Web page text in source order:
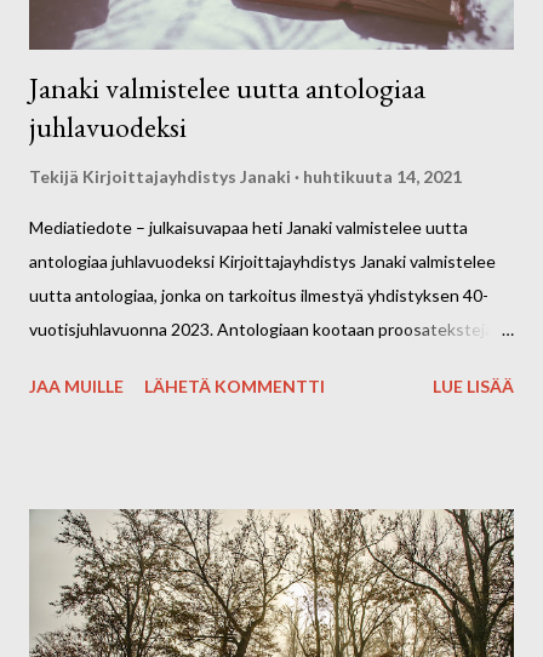
Janaki valmistelee uutta antologiaa
juhlavuodeksi
Tekijä Kirjoittajayhdistys Janaki huhtikuuta 14, 2021
Mediatiedote – julkaisuvapaa heti Janaki valmistelee uutta
antologiaa juhlavuodeksi Kirjoittajayhdistys Janaki valmistelee
uutta antologiaa, jonka on tarkoitus ilmestyä yhdistyksen 40-
vuotisjuhlavuonna 2023. Antologiaan kootaan proosatekstejä,
rajaa, mikä meitä rajoittaa, minkä rajalla olemme, mutta tekstit
Tarkemmat ohjeet ilmoitetaan myöhemmin. Mukaan antologiaan
pääsee ottamalla yhteyttä Janakiin osoitteella
kirjoittajayhdistysjanaki@gmail.com 31.1.2022 mennessä ja
ilmoittamalla osallistuvien tekstiensä määrän. Antologiaan voivat
JAA MUILLE LÄHETÄ KOMMENTTI LUE LISÄÄ